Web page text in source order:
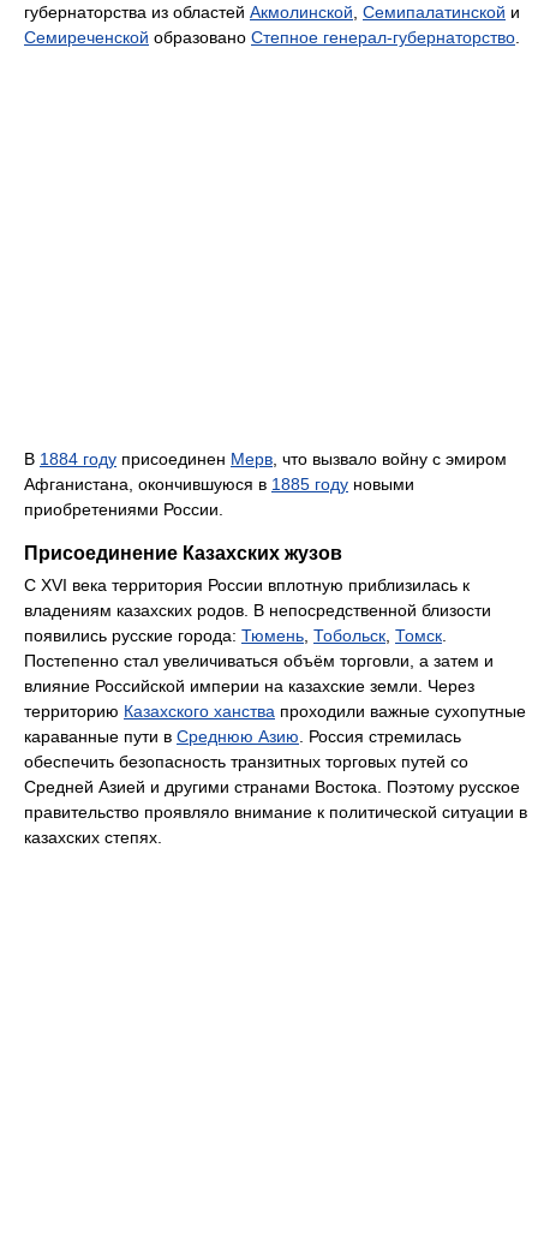
губернаторства из областей Акмолинской Семипалатинской и
Семиреченской образовано Степное генерал-губернаторство
В 1884 году присоединен Мерв , что вызвало войну с эмиром
Афганистана, окончившуюся в 1885 году новыми
приобретениями России.
Присоединение Казахских жузов
С XVI века территория России вплотную приблизилась к
владениям казахских родов. В непосредственной близости
появились русские города: Тюмень Тобольск Томск
Постепенно стал увеличиваться объём торговли, а затем и
влияние Российской империи на казахские земли. Через
территорию Казахского ханства проходили важные сухопутные
караванные пути в Среднюю Азию . Россия стремилась
обеспечить безопасность транзитных торговых путей со
Средней Азией и другими странами Востока. Поэтому русское
правительство проявляло внимание к политической ситуации в
казахских степях.